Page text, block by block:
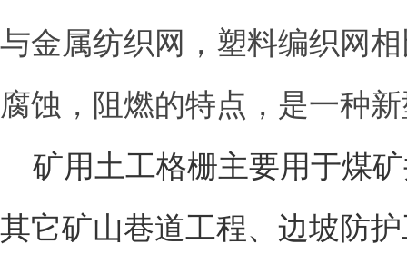
与金属纺织网，塑料编织网
腐蚀，阻燃的特点，是一种
矿用土工格栅主要用于煤
其它矿山巷道工程、边坡防